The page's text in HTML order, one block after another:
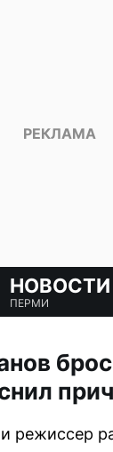
НОВОСТИ
ПЕРМИ
режиссер